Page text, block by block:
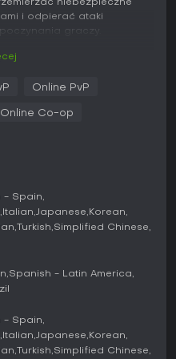
niebezpieczne
i odpierać ataki
graczy.
oraz ich specjalnymi
lub przytłoczyć
dobrego
każdy zaczyna z
na styl gry - od
nowe umiejętności lub
Dzięki nim każda
modyfikują zdrowie,
czy podatności wrogów. AI
graczy, dynamicznie
przedmioty lub
warunki misji, takie
Online PvP
Online Co-op
- Spain
Italian Japanese Korean
Turkish Simplified Chinese
Spanish - Latin America
- Spain
Italian Japanese Korean
Turkish Simplified Chinese